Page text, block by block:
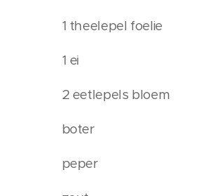
1 theelepel foelie
1 ei
2 eetlepels bloem
boter
peper